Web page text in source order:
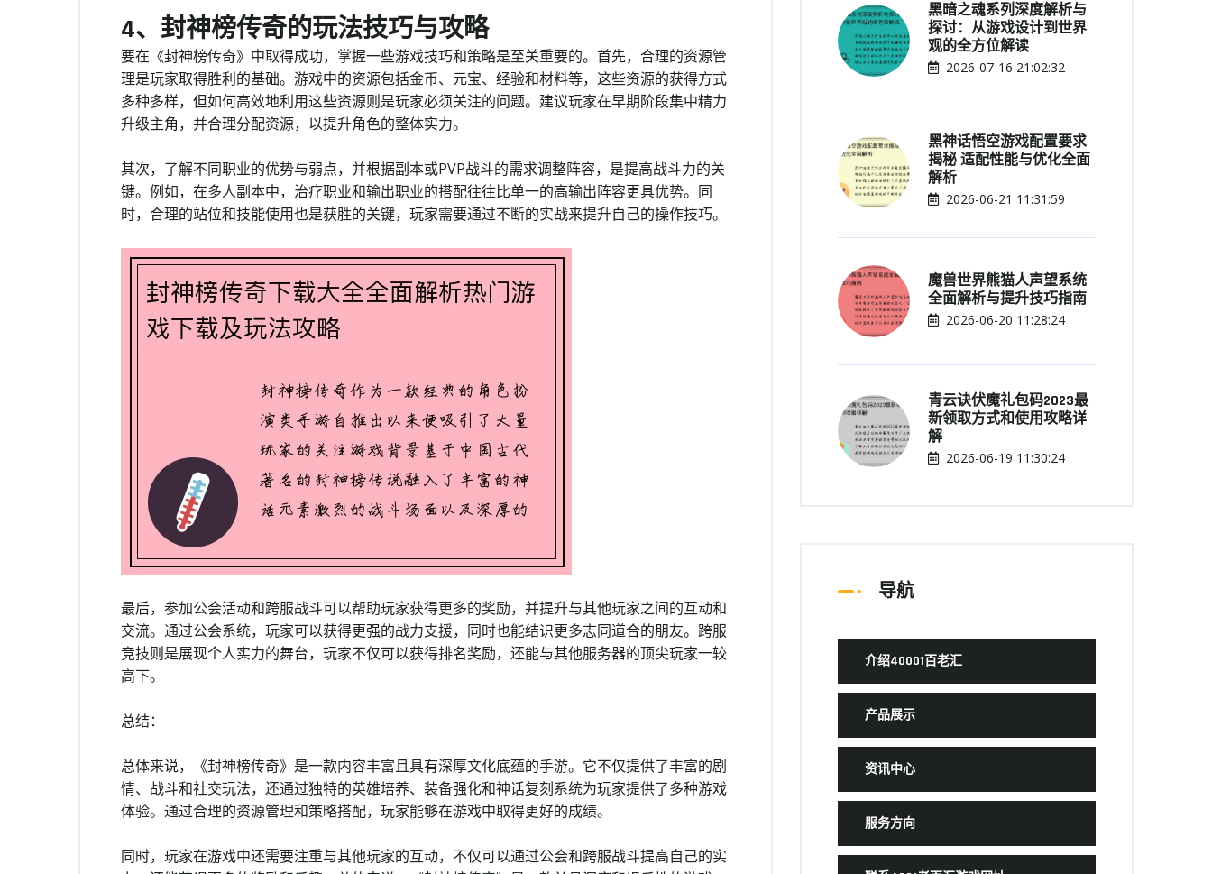
4、封神榜传奇的玩法技巧与攻略
要在《封神榜传奇》中取得成功，掌握一些游戏技巧和策略是至关重要的。首先，合理的资源管
理是玩家取得胜利的基础。游戏中的资源包括金币、元宝、经验和材料等，这些资源的获得方式
多种多样，但如何高效地利用这些资源则是玩家必须关注的问题。建议玩家在早期阶段集中精力
升级主角，并合理分配资源，以提升角色的整体实力。
其次，了解不同职业的优势与弱点，并根据副本或PVP战斗的需求调整阵容，是提高战斗力的关
键。例如，在多人副本中，治疗职业和输出职业的搭配往往比单一的高输出阵容更具优势。同
时，合理的站位和技能使用也是获胜的关键，玩家需要通过不断的实战来提升自己的操作技巧。
最后，参加公会活动和跨服战斗可以帮助玩家获得更多的奖励，并提升与其他玩家之间的互动和
交流。通过公会系统，玩家可以获得更强的战力支援，同时也能结识更多志同道合的朋友。跨服
竞技则是展现个人实力的舞台，玩家不仅可以获得排名奖励，还能与其他服务器的顶尖玩家一较
高下。
总结：
总体来说，《封神榜传奇》是一款内容丰富且具有深厚文化底蕴的手游。它不仅提供了丰富的剧
情、战斗和社交玩法，还通过独特的英雄培养、装备强化和神话复刻系统为玩家提供了多种游戏
体验。通过合理的资源管理和策略搭配，玩家能够在游戏中取得更好的成绩。
同时，玩家在游戏中还需要注重与其他玩家的互动，不仅可以通过公会和跨服战斗提高自己的实
黑暗之魂系列深度解析与
探讨：从游戏设计到世界
观的全方位解读
2026-07-16 21:02:32
黑神话悟空游戏配置要求
揭秘 适配性能与优化全面
解析
2026-06-21 11:31:59
魔兽世界熊猫人声望系统
全面解析与提升技巧指南
2026-06-20 11:28:24
青云诀伏魔礼包码2023最
新领取方式和使用攻略详
解
2026-06-19 11:30:24
导航
介绍40001百老汇
产品展示
资讯中心
服务方向